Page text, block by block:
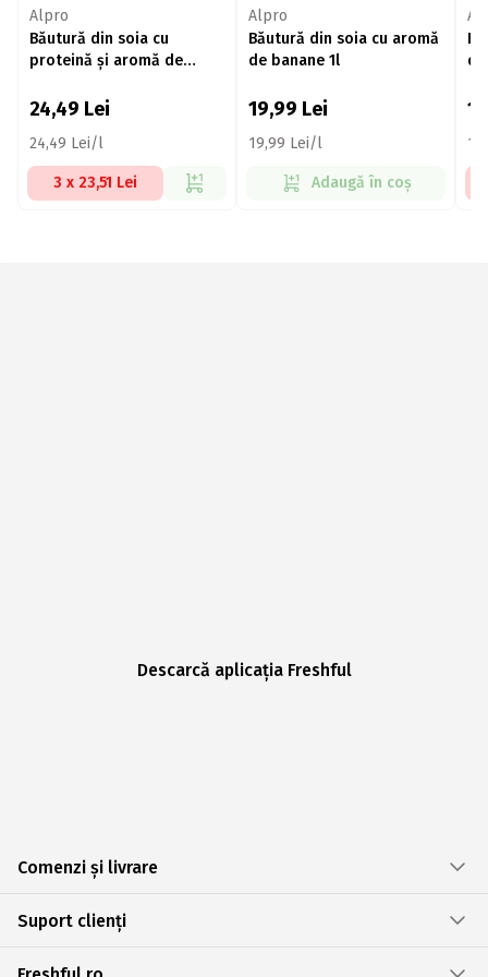
Alpro
Băutură din soia cu
proteină și aromă de
24,49 Lei
24,49 Lei/l
3 x 23,51 Lei
Alpro
Băutură din soia cu aromă
de banane 1l
19,99 Lei
19,99 Lei/l
Adaugă în coș
Descarcă aplicația Freshful
Comenzi și livrare
Suport clienți